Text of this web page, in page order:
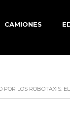
CAMIONES
LOS ROBOTAXIS: